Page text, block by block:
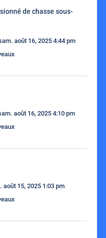
de chasse sous-
août 16, 2025 4:44 pm
août 16, 2025 4:10 pm
août 15, 2025 1:03 pm